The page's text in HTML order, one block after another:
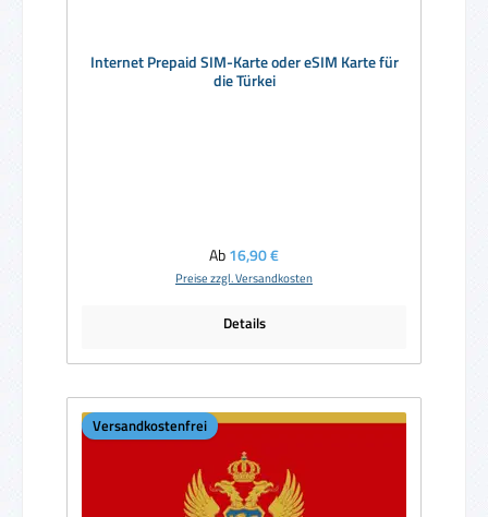
Internet Prepaid SIM-Karte oder eSIM Karte für
die Türkei
Regulärer Preis:
Ab16,90 €
Preise zzgl. Versandkosten
Details
Versandkostenfrei